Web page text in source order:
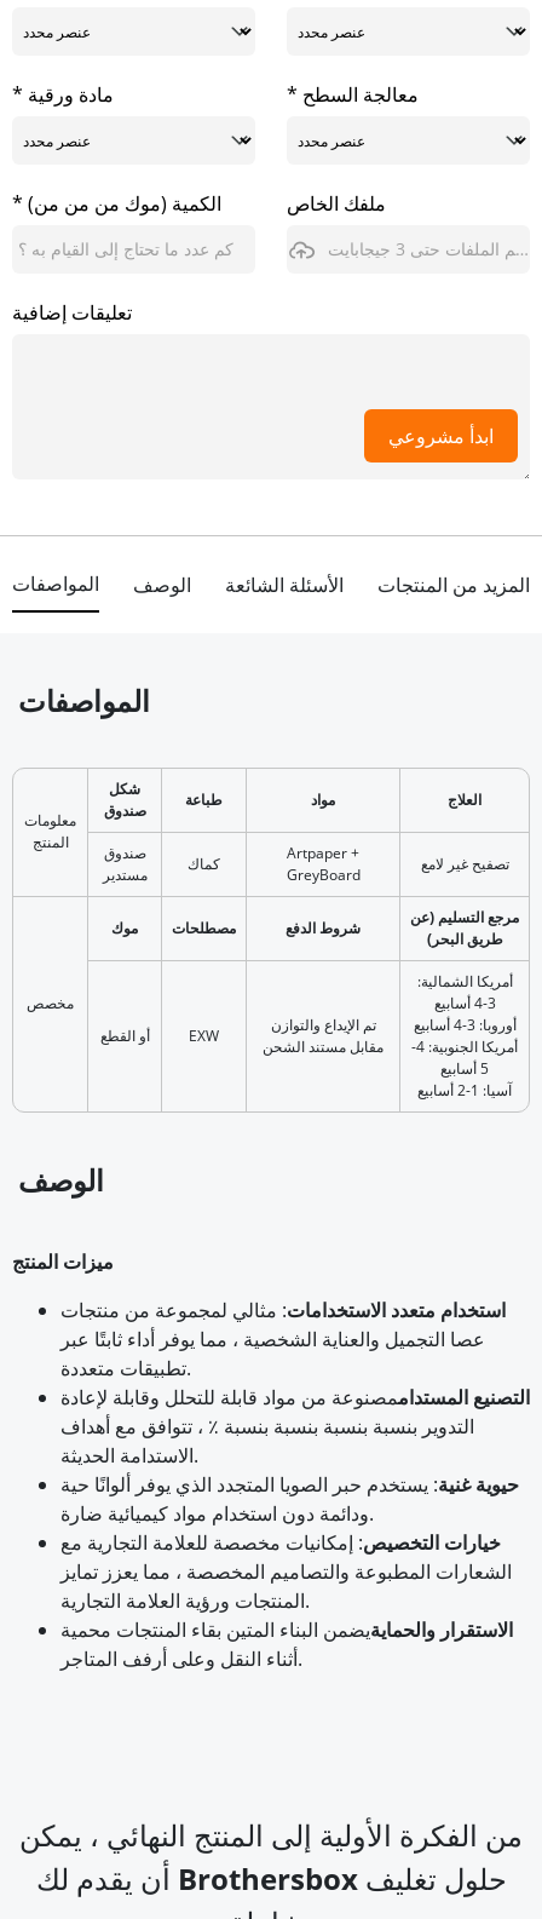
* مادة ورقية * معالجة السطح
* الكمية (موك من من من) ملفك الخاص
يدعم الملفات حتى 3 جيجابايت
تعليقات إضافية
ابدأ مشروعي
المواصفات الوصف الأسئلة الشائعة المزيد من المنتجات
المواصفات
معلومات
المنتج
شكل
صندوق
طباعة مواد العلاج
صندوق
مستدير
كماك
Artpaper +
GreyBoard
تصفيح غير لامع
مخصص
موك مصطلحات شروط الدفع
مرجع التسليم (عن
طريق البحر)
أو القطع EXW
تم الإيداع والتوازن
مقابل مستند الشحن
أمريكا الشمالية:
3-4 أسابيع
أوروبا: 3-4 أسابيع
أمريكا الجنوبية: 4-
5 أسابيع
آسيا: 1-2 أسابيع
الوصف
ميزات المنتج
استخدام متعدد الاستخدامات: مثالي لمجموعة من منتجات
عصا التجميل والعناية الشخصية ، مما يوفر أداء ثابتًا عبر
تطبيقات متعددة.
التصنيع المستداممصنوعة من مواد قابلة للتحلل وقابلة لإعادة
التدوير بنسبة بنسبة بنسبة بنسبة ٪ ، تتوافق مع أهداف
الاستدامة الحديثة.
حيوية غنية: يستخدم حبر الصويا المتجدد الذي يوفر ألوانًا حية
ودائمة دون استخدام مواد كيميائية ضارة.
خيارات التخصيص: إمكانيات مخصصة للعلامة التجارية مع
الشعارات المطبوعة والتصاميم المخصصة ، مما يعزز تمايز
المنتجات ورؤية العلامة التجارية.
الاستقرار والحمايةيضمن البناء المتين بقاء المنتجات محمية
أثناء النقل وعلى أرفف المتاجر.
من الفكرة الأولية إلى المنتج النهائي ، يمكن
أن يقدم لك Brothersbox حلول تغليف